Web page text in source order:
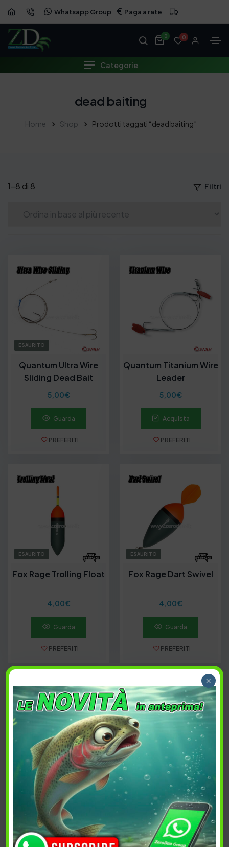
Whatsapp Group Paga a rate
0 0
Categorie
dead baiting
Home Shop Prodotti taggati “dead baiting”
1–8 di 8 Filtri
ESAURITO
Quantum Ultra Wire
Sliding Dead Bait
5,00€
Guarda
PREFERITI
Quantum Titanium Wire
Leader
5,00€
Acquista
PREFERITI
ESAURITO
Fox Rage Trolling Float
4,00€
Guarda
PREFERITI
ESAURITO
Fox Rage Dart Swivel
4,00€
Guarda
PREFERITI
Fox Rage Dart Slider
4,00€
Acquista
Fox DeadBait Kebab Kit
6,50€
Guarda
×